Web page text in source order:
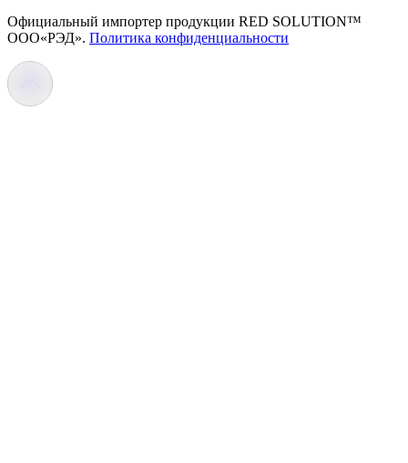
Официальный импортер продукции RED SOLUTION™
OOO«РЭД». Политика конфиденциальности